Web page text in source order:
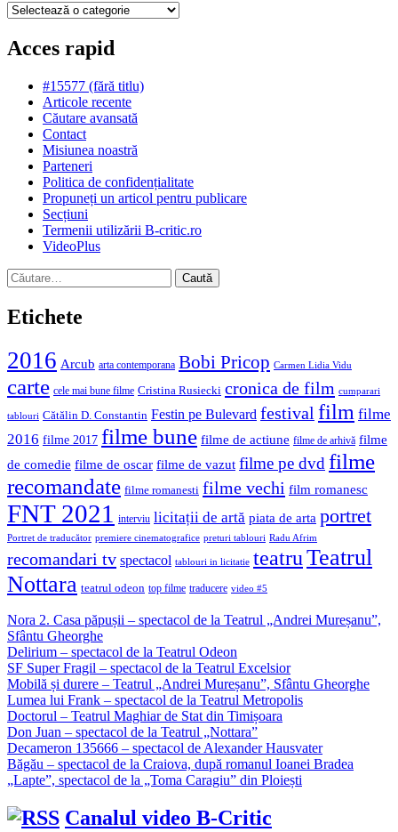
Categorii
Acces rapid
#15577 (fără titlu)
Articole recente
Căutare avansată
Contact
Misiunea noastră
Parteneri
Politica de confidențialitate
Propuneți un articol pentru publicare
Secțiuni
Termenii utilizării B-critic.ro
VideoPlus
Caută
după:
Etichete
2016 Arcub arta contemporana Bobi Pricop Carmen Lidia Vidu
carte cele mai bune filme Cristina Rusiecki cronica de film cumparari
tablouri Cătălin D. Constantin Festin pe Bulevard festival film filme
2016 filme 2017 filme bune filme de actiune filme de arhivă filme
de comedie filme de oscar filme de vazut filme pe dvd filme
recomandate filme romanesti filme vechi film romanesc
FNT 2021 interviu licitații de artă piata de arta portret
Portret de traducător premiere cinematografice preturi tablouri Radu Afrim
recomandari tv spectacol tablouri in licitatie teatruTeatrul
Nottara teatrul odeon top filme traducere video #5
Nora 2. Casa păpușii – spectacol de la Teatrul „Andrei Mureșanu”,
Sfântu Gheorghe
Delirium – spectacol de la Teatrul Odeon
SF Super Fragil – spectacol de la Teatrul Excelsior
Mobilă și durere – Teatrul „Andrei Mureșanu”, Sfântu Gheorghe
Lumea lui Frank – spectacol de la Teatrul Metropolis
Doctorul – Teatrul Maghiar de Stat din Timișoara
Don Juan – spectacol de la Teatrul „Nottara”
Decameron 135666 – spectacol de Alexander Hausvater
Băgău – spectacol de la Craiova, după romanul Ioanei Bradea
„Lapte”, spectacol de la „Toma Caragiu” din Ploiești
Canalul video B-Critic